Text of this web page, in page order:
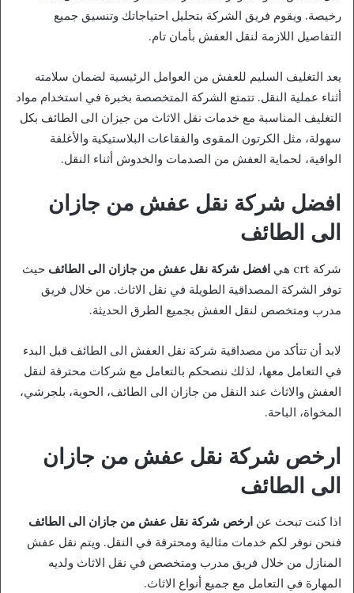
رخيصة. ويقوم فريق الشركة بتحليل احتياجاتك وتنسيق جميع
التفاصيل اللازمة لنقل العفش بأمان تام.
يعد التغليف السليم للعفش من العوامل الرئيسية لضمان سلامته
أثناء عملية النقل. تتمتع الشركة المتخصصة بخبرة في استخدام مواد
التغليف المناسبة مع خدمات نقل الاثاث من جيزان الى الطائف بكل
سهولة، مثل الكرتون المقوى والفقاعات البلاستيكية والأغلفة
الواقية، لحماية العفش من الصدمات والخدوش أثناء النقل.
افضل شركة نقل عفش من جازان
الى الطائف
شركة crt هي افضل شركة نقل عفش من جازان الى الطائف حيث
توفر الشركة المصداقية الطويلة في نقل الاثاث. من خلال فريق
مدرب ومتخصص لنقل العفش بجميع الطرق الحديثة.
لابد أن تتأكد من مصداقية شركة نقل العفش الى الطائف قبل البدء
في التعامل معها، لذلك ننصحكم بالتعامل مع شركات محترفة لنقل
العفش والاثاث عند النقل من جازان الى الطائف، الحوية، بلجرشي،
المخواة، الباحة.
ارخص شركة نقل عفش من جازان
الى الطائف
اذا كنت تبحث عن ارخص شركة نقل عفش من جازان الى الطائف
فنحن نوفر لكم خدمات مثالية ومحترفة في النقل. ويتم نقل عفش
المنازل من خلال فريق مدرب ومتخصص في نقل الاثاث ولديه
المهارة في التعامل مع جميع أنواع الاثاث.